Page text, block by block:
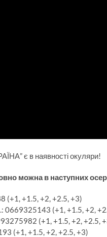
є в наявності окуляри!
можна в наступних
(+1, +1.5, +2, +2.5, +3)
0669325143 (+1, +1.5, +2,
(+1, +1.5, +2, +2.5,
(+1, +1.5, +2, +2.5, +3)